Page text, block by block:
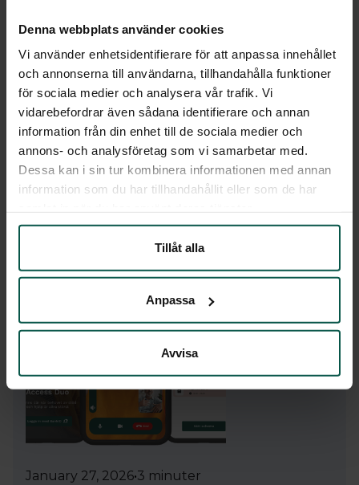
Denna webbplats använder cookies
Vi använder enhetsidentifierare för att anpassa innehållet
och annonserna till användarna, tillhandahålla funktioner
för sociala medier och analysera vår trafik. Vi
vidarebefordrar även sådana identifierare och annan
information från din enhet till de sociala medier och
annons- och analysföretag som vi samarbetar med.
Dessa kan i sin tur kombinera informationen med annan
information som du har tillhandahållit eller som de har
Tillåt alla
Anpassa
Avvisa
överenskommet schema. Behandlaren får en
notis som visar positivt eller negativt resultat.
Även när klienten inte gör testet på
överenskommen tid får behandlaren en notis.
Behandlaren kan då kontakta klienten och
höra vad som hänt och ibland förhindra ett
eventuellt återfall.
Marknadsansvarig
Göran Krafft
Marknadsansvarigmer
January 27, 2026•3 minuter